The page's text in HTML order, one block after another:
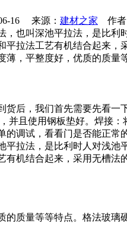
16 来源： 建材之家 作者
，也叫深池平拉法，是比
平拉法工艺有机结合起来，
，平整度好，优质的质量
货后，我们首先需要先看
并且使用钢板垫好。焊接
的调试，看看门是否能正常
平拉法，是比利时人对浅池
机结合起来，采用无槽法
的质量等等特点。格法玻璃